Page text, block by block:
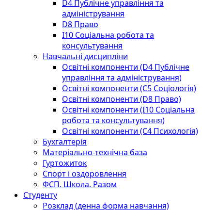
D4 Публічне управління та
адміністрування
D8 Право
I10 Соціальна робота та
консультування
Навчальні дисципліни
Освітні компоненти (D4 Публічне
управління та адміністрування)
Освітні компоненти (С5 Соціологія)
Освітні компоненти (D8 Право)
Освітні компоненти (I10 Соціальна
робота та консультування)
Освітні компоненти (С4 Психологія)
Бухгалтерія
Матеріально-технічна база
Гуртожиток
Спорт і оздоровлення
ФСП. Школа. Разом
Студенту
Розклад (денна форма навчання)